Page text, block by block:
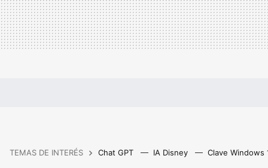
TEMAS DE INTERÉS Chat GPT IA Disney Clave Windows